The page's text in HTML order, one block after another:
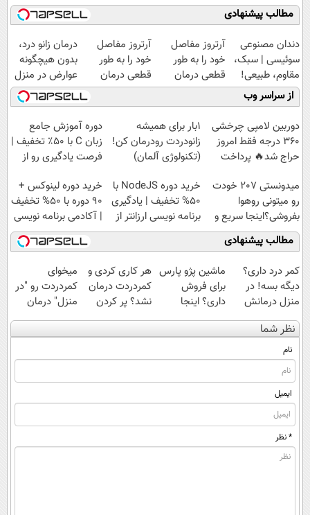
مطالب پیشنهادی
دندان مصنوعی
سوئیسی | سبک،
مقاوم، طبیعی!
ویزیت
رایگان+پرداخت
اقساطی😍
آرتروز مفاصل
خود را به طور
قطعی درمان
کنید!
◂پرسش‌نامه▸
آرتروز مفاصل
خود را به طور
قطعی درمان
کنید!
◗پرسش‌نامه◖
درمان زانو درد،
بدون هیچگونه
عوارض در منزل
(◂پرسش‌نامه)
از سراسر وب
دوربین لامپی چرخشی
360 درجه فقط امروز
حراج شد🔥 پرداخت
1بار برای همیشه
زانودردت رودرمان کن!
(تکنولوژی آلمان)
دوره آموزش جامع
زبان C با ۵۰٪ تخفیف |
فرصت یادگیری رو از
میدونستی 207 خودت
رو میتونی روهوا
بفروشی؟اینجا سریع و
راحت بفروش
خرید دوره NodeJS با
۵۰% تخفیف | یادگیری
برنامه نویسی ارزانتر از
همیشه
خرید دوره لینوکس +
90 دوره با 50% تخفیف
| آکادمی برنامه نویسی
سبزلرن
مطالب پیشنهادی
کمر درد داری؟
دیگه بسه! در
منزل درمانش
کن
(◀پرسش‌نامه)
ماشین پژو پارس
برای فروش
داری؟ اینجا
سریع بفروشش
هر کاری کردی و
کمردردت درمان
نشد؟ پر کردن
پرسشنامه و
دریافت راه حل
میخوای
کمردردت رو "در
منزل" درمان
کنی؟ (◂فیلم +
◂پرسش‌نامه)
نظر شما
نام
ایمیل
* نظر